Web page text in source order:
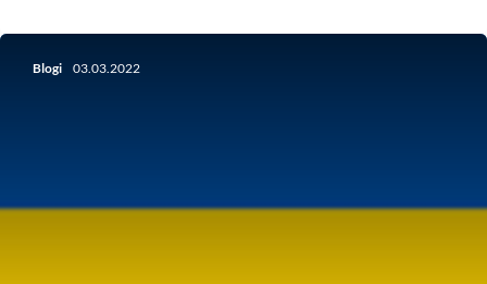
Blogi 03.03.2022